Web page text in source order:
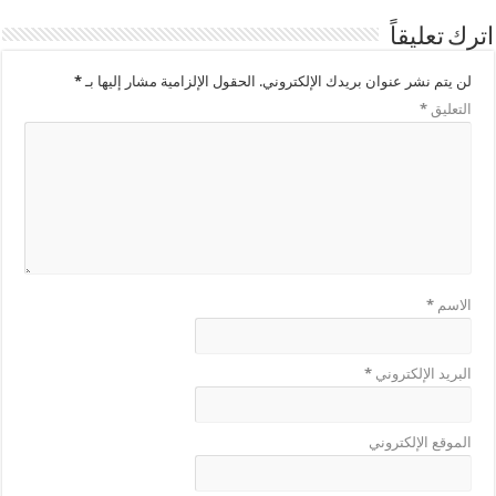
اترك تعليقاً
لن يتم نشر عنوان بريدك الإلكتروني. الحقول الإلزامية مشار إليها بـ*
التعليق*
الاسم*
البريد الإلكتروني*
الموقع الإلكتروني